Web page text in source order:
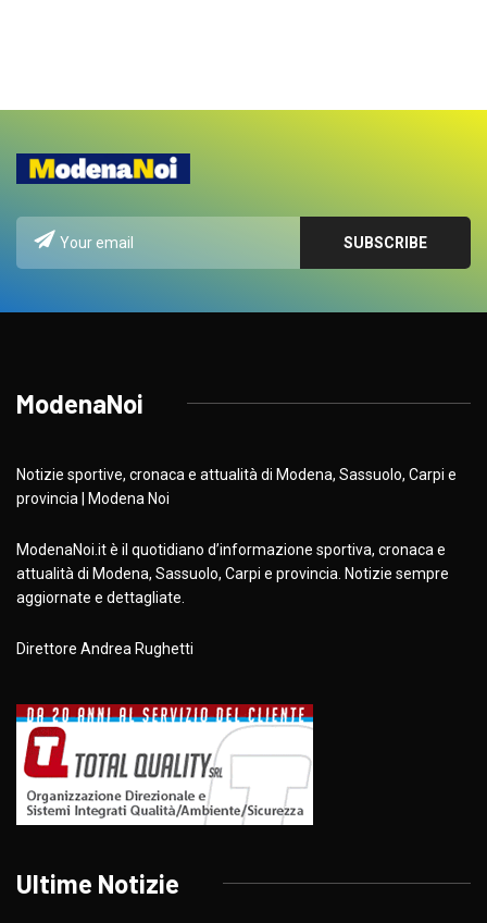
ModenaNoi
Notizie sportive, cronaca e attualità di Modena, Sassuolo, Carpi e
provincia | Modena Noi
ModenaNoi.it è il quotidiano d’informazione sportiva, cronaca e
attualità di Modena, Sassuolo, Carpi e provincia. Notizie sempre
aggiornate e dettagliate.
Direttore Andrea Rughetti
Ultime Notizie